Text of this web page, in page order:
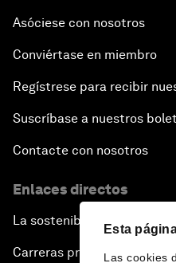
Esta
Las cookies
Asóciese con nosotros
Conviértase en miembro
Regístrese para recibir
Suscríbase a nuestros
Contacte con nosotros
Enlaces directos
La sostenibilidad en el Foro
Carreras profesionales